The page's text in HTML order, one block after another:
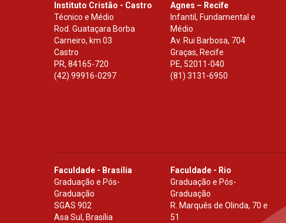
Instituto Cristão - Castro
Técnico e Médio
Rod. Guataçara Borba
Carneiro, km 03
Castro
PR, 84165-720
(42) 99916-0297
Agnes – Recife
Infantil, Fundamental e
Médio
Av. Rui Barbosa, 704
Graças, Recife
PE, 52011-040
(81) 3131-6950
Faculdade - Brasília
Graduação e Pós-
Graduação
SGAS 902
Asa Sul, Brasília
Faculdade - Rio
Graduação e Pós-
Graduação
R. Marquês de Olinda, 70 e
51